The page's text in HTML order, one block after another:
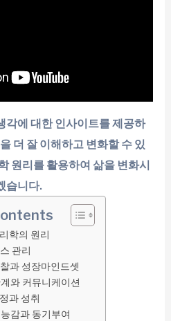
각에 대한 인사이트를 제공하
더 잘 이해하고 변화할 수 있
원리를 활용하여 삶을 변화시
습니다.
학의 원리
관리
과 성장마인드셋
와 커뮤니케이션
과 성취
감과 동기부여